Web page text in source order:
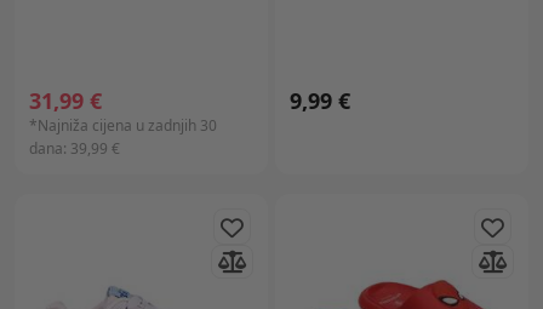
31,99 €
*Najniža cijena u zadnjih 30
dana: 39,99 €
9,99 €